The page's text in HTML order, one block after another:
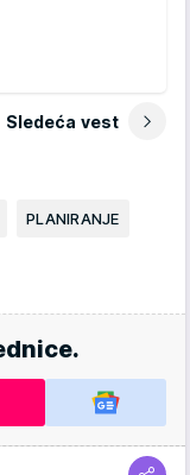
Sledeća vest
PLANIRANJE